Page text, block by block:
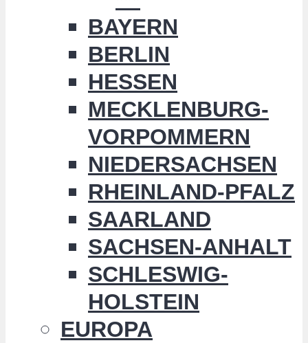
BAYERN
BERLIN
HESSEN
MECKLENBURG-
VORPOMMERN
NIEDERSACHSEN
RHEINLAND-PFALZ
SAARLAND
SACHSEN-ANHALT
SCHLESWIG-
HOLSTEIN
EUROPA